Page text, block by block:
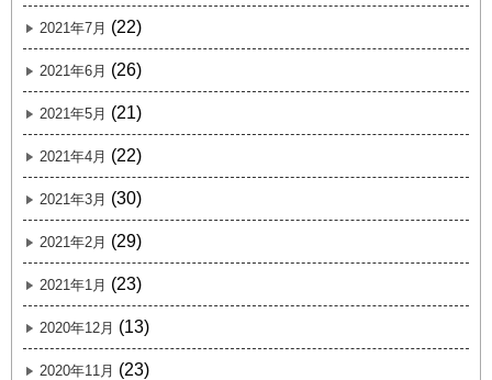
2021年7月 (22)
2021年6月 (26)
2021年5月 (21)
2021年4月 (22)
2021年3月 (30)
2021年2月 (29)
2021年1月 (23)
2020年12月 (13)
2020年11月 (23)